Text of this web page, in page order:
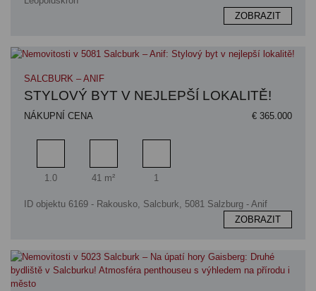
ZOBRAZIT
SALCBURK – ANIF
STYLOVÝ BYT V NEJLEPŠÍ LOKALITĚ!
NÁKUPNÍ CENA € 365.000
Pokoj
1.0
Obytný prostor
41 m²
Koupelna
1
ID objektu 6169 - Rakousko, Salcburk, 5081 Salzburg - Anif
ZOBRAZIT